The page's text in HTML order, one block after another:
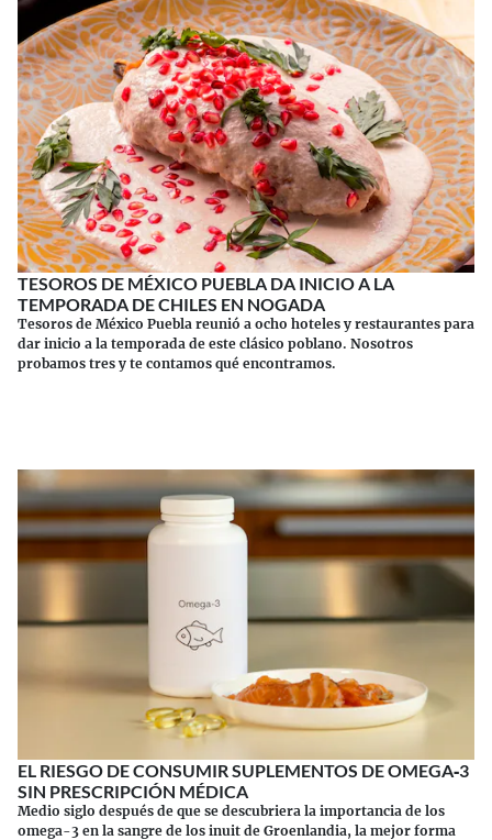
TESOROS DE MÉXICO PUEBLA DA INICIO A LA
TEMPORADA DE CHILES EN NOGADA
Tesoros de México Puebla reunió a ocho hoteles y restaurantes para
dar inicio a la temporada de este clásico poblano. Nosotros
probamos tres y te contamos qué encontramos.
EL RIESGO DE CONSUMIR SUPLEMENTOS DE OMEGA‑3
SIN PRESCRIPCIÓN MÉDICA
Medio siglo después de que se descubriera la importancia de los
omega-3 en la sangre de los inuit de Groenlandia, la mejor forma